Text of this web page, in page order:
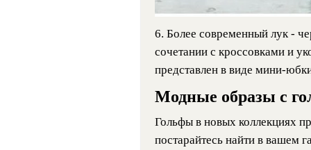
6. Более современный лук -
сочетании с кроссовками и
представлен в виде мини-
Модные образы с
Гольфы в новых коллекциях
постарайтесь найти в вашем